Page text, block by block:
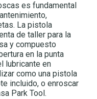
es fundamental
La pistola
de taller para la
y compuesto
en la punta
lubricante en
como una pistola
incluido, o enroscar
Park Tool.